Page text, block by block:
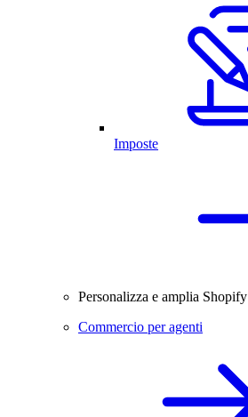
Imposte
Personalizza e amplia Shopify
Commercio per agenti